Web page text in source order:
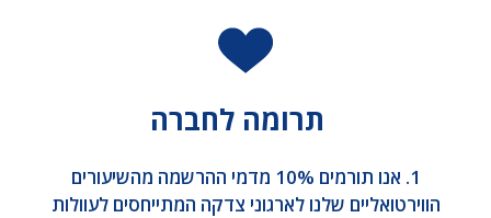
תרומה לחברה
1. אנו תורמים 10% מדמי ההרשמה מהשיעורים
הווירטואליים שלנו לארגוני צדקה המתייחסים לעוולות